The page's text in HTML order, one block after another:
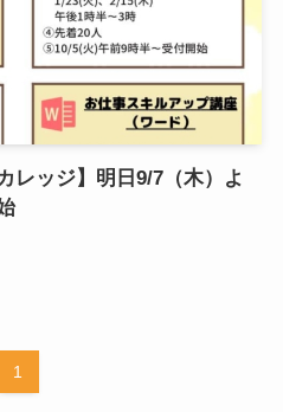
レッジ】明日9/7（木）よ
1